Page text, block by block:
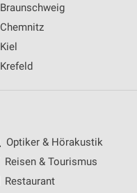
Braunschweig
Chemnitz
Kiel
Krefeld
Optiker & Hörakustik
Reisen & Tourismus
Restaurant